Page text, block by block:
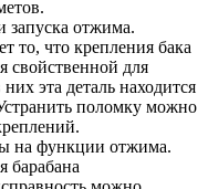
запуска отжима.
то, что крепления бака
свойственной для
эта деталь находится
поломку можно
на функции отжима.
барабана